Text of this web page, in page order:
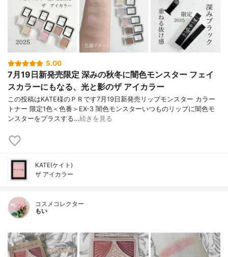
5.00
7月19日新発売限定 深みの秋冬に闇色モンスター フェイ
スカラーにもなる、光と影のザ アイカラー
この投稿はKATE様のＰＲです7月19日新発売リップモンスター カラー
トナー 限定1色＜色番＞EX-3 闇色モンスターいつものリップに闇色モ
ンスターをプラスする…続きを見る
KATE(ケイト)
ザ アイカラー
コスメコレクター
もい